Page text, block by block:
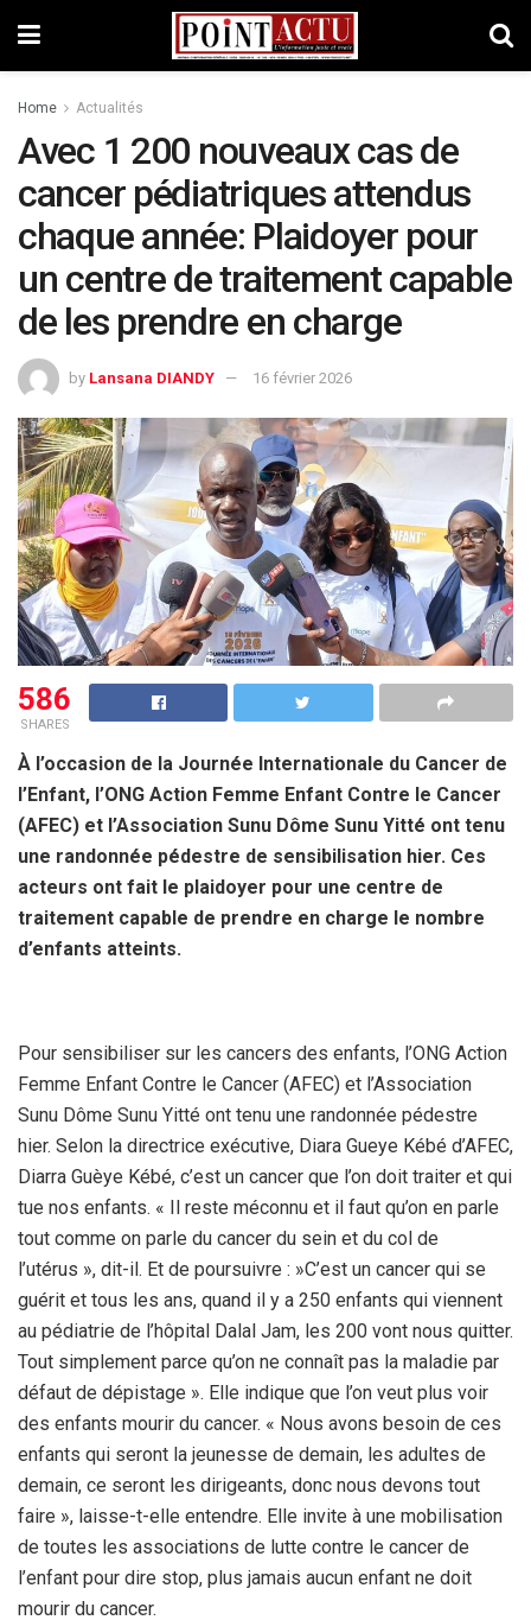
Home Actualités
Avec 1 200 nouveaux cas de
cancer pédiatriques attendus
chaque année: Plaidoyer pour
un centre de traitement capable
de les prendre en charge
by Lansana DIANDY 16 février 2026
586
SHARES
À l’occasion de la Journée Internationale du Cancer de
l’Enfant, l’ONG Action Femme Enfant Contre le Cancer
(AFEC) et l’Association Sunu Dôme Sunu Yitté ont tenu
une randonnée pédestre de sensibilisation hier. Ces
acteurs ont fait le plaidoyer pour une centre de
traitement capable de prendre en charge le nombre
d’enfants atteints.
Pour sensibiliser sur les cancers des enfants, l’ONG Action
Femme Enfant Contre le Cancer (AFEC) et l’Association
Sunu Dôme Sunu Yitté ont tenu une randonnée pédestre
hier. Selon la directrice exécutive, Diara Gueye Kébé d’AFEC,
Diarra Guèye Kébé, c’est un cancer que l’on doit traiter et qui
tue nos enfants. « Il reste méconnu et il faut qu’on en parle
tout comme on parle du cancer du sein et du col de
l’utérus », dit-il. Et de poursuivre : »C’est un cancer qui se
guérit et tous les ans, quand il y a 250 enfants qui viennent
au pédiatrie de l’hôpital Dalal Jam, les 200 vont nous quitter.
Tout simplement parce qu’on ne connaît pas la maladie par
défaut de dépistage ». Elle indique que l’on veut plus voir
des enfants mourir du cancer. « Nous avons besoin de ces
enfants qui seront la jeunesse de demain, les adultes de
demain, ce seront les dirigeants, donc nous devons tout
faire », laisse-t-elle entendre. Elle invite à une mobilisation
de toutes les associations de lutte contre le cancer de
l’enfant pour dire stop, plus jamais aucun enfant ne doit
mourir du cancer.